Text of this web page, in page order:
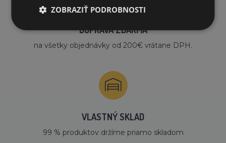
DOPRAVA ZDARMA
na všetky objednávky od 200€ vrátane DPH.
VLASTNÝ SKLAD
99 % produktov držíme priamo skladom
ZOBRAZIŤ PODROBNOSTI